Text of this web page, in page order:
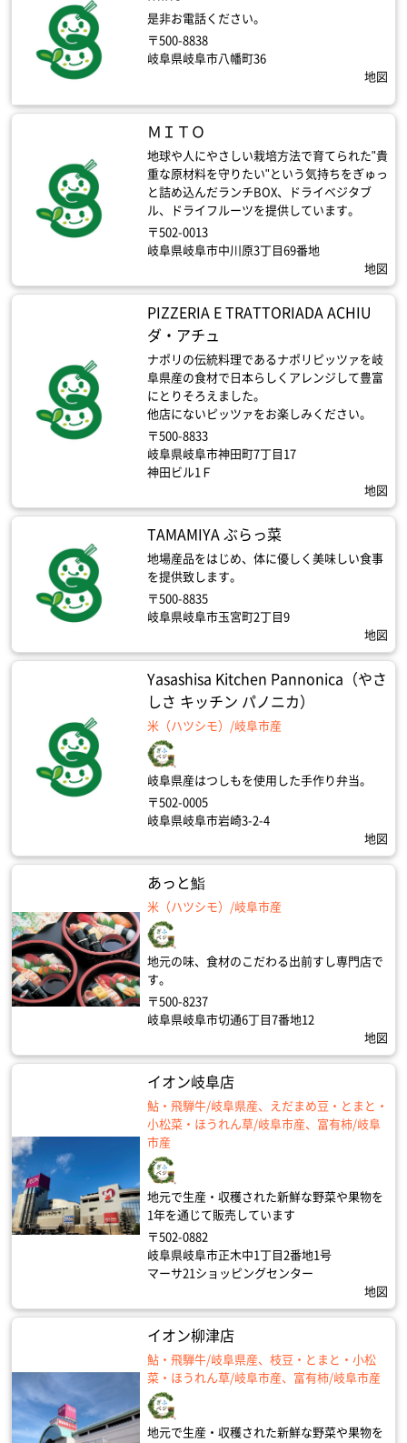
是非お電話ください。
〒500-8838
岐阜県岐阜市八幡町36
地図
ＭＩＴＯ
地球や人にやさしい栽培方法で育てられた"貴
重な原材料を守りたい"という気持ちをぎゅっ
と詰め込んだランチBOX、ドライベジタブ
ル、ドライフルーツを提供しています。
〒502-0013
岐阜県岐阜市中川原3丁目69番地
地図
PIZZERIA E TRATTORIADA ACHIU
ダ・アチュ
ナポリの伝統料理であるナポリピッツァを岐
阜県産の食材で日本らしくアレンジして豊富
にとりそろえました。
他店にないピッツァをお楽しみください。
〒500-8833
岐阜県岐阜市神田町7丁目17
神田ビル1Ｆ
地図
TAMAMIYA ぶらっ菜
地場産品をはじめ、体に優しく美味しい食事
を提供致します。
〒500-8835
岐阜県岐阜市玉宮町2丁目9
地図
Yasashisa Kitchen Pannonica（やさ
しさ キッチン パノニカ）
米（ハツシモ）/岐阜市産
岐阜県産はつしもを使用した手作り弁当。
〒502-0005
岐阜県岐阜市岩崎3-2-4
地図
あっと鮨
米（ハツシモ）/岐阜市産
地元の味、食材のこだわる出前すし専門店で
す。
〒500-8237
岐阜県岐阜市切通6丁目7番地12
地図
イオン岐阜店
鮎・飛騨牛/岐阜県産、えだまめ豆・とまと・
小松菜・ほうれん草/岐阜市産、富有柿/岐阜
市産
地元で生産・収穫された新鮮な野菜や果物を
1年を通じて販売しています
〒502-0882
岐阜県岐阜市正木中1丁目2番地1号
マーサ21ショッピングセンター
地図
イオン柳津店
鮎・飛騨牛/岐阜県産、枝豆・とまと・小松
菜・ほうれん草/岐阜市産、富有柿/岐阜市産
地元で生産・収穫された新鮮な野菜や果物を